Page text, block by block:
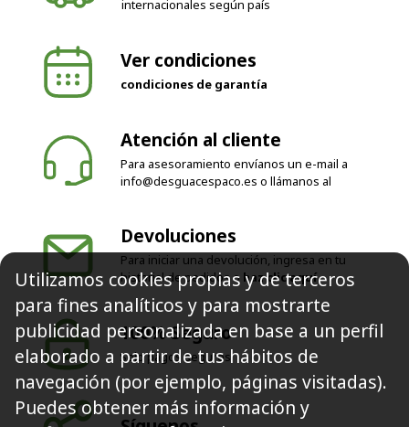
internacionales según país
Ver condiciones
condiciones de garantía
Atención al cliente
Para asesoramiento envíanos un e-mail a
info@desguacespaco.es o llámanos al
Devoluciones
Para iniciar una devolución, ingresa en tu
historial de pedidos o haz clic aquí
100% Seguro
Solo pagos seguros
Utilizamos cookies propias y de terceros
para fines analíticos y para mostrarte
publicidad personalizada en base a un perfil
elaborado a partir de tus hábitos de
navegación (por ejemplo, páginas visitadas).
Puedes obtener más información y